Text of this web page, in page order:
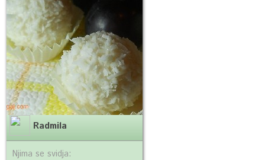
Radmila
Njima se svidja: